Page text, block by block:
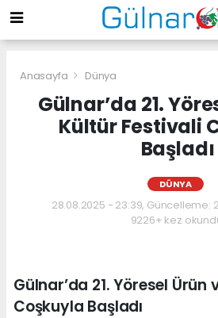
Anasayfa Dünya
Gülnar’da 21.
Kültür Festivali
Başladı
DÜNYA
28.08.2025 - 23:39, Güncelleme:
9226+ kez
Gülnar’da 21. Yöresel Ürün
Coşkuyla Başladı